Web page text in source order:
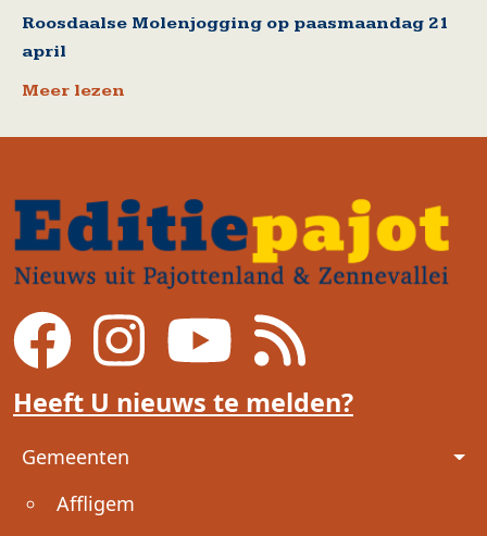
Roosdaalse Molenjogging op paasmaandag 21
april
Meer lezen
Heeft U nieuws te melden?
Voet
Gemeenten
Affligem